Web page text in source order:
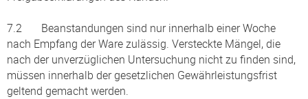
7.2 Beanstandungen sind nur innerhalb einer Woche
nach Empfang der Ware zulässig. Versteckte Mängel, die
nach der unverzüglichen Untersuchung nicht zu finden sind,
müssen innerhalb der gesetzlichen Gewährleistungsfrist
geltend gemacht werden.